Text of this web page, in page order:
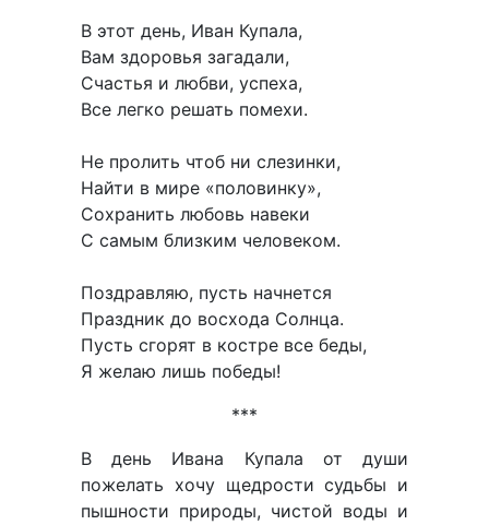
В этот день, Иван Купала,
Вам здоровья загадали,
Счастья и любви, успеха,
Все легко решать помехи.
Не пролить чтоб ни слезинки,
Найти в мире «половинку»,
Сохранить любовь навеки
С самым близким человеком.
Поздравляю, пусть начнется
Праздник до восхода Солнца.
Пусть сгорят в костре все беды,
Я желаю лишь победы!
***
В день Ивана Купала от души
пожелать хочу щедрости судьбы и
пышности природы, чистой воды и